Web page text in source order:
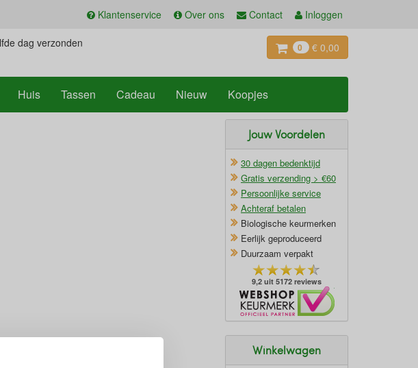
Klantenservice Over ons Contact Inloggen
0 € 0,00
dag verzonden
Huis Tassen Cadeau Nieuw Koopjes
Jouw Voordelen
30 dagen bedenktijd
Gratis verzending > €60
Persoonlijke service
Achteraf betalen
Biologische keurmerken
Eerlijk geproduceerd
Duurzaam verpakt
9,2 uit 5172 reviews
Winkelwagen